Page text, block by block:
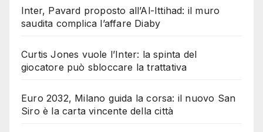
Inter, Pavard proposto all’Al-Ittihad: il muro
saudita complica l’affare Diaby
Curtis Jones vuole l’Inter: la spinta del
giocatore può sbloccare la trattativa
Euro 2032, Milano guida la corsa: il nuovo San
Siro è la carta vincente della città